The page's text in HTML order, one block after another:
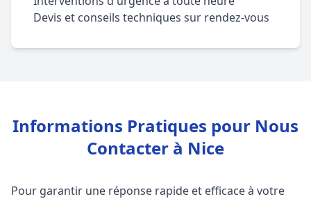
Devis et conseils techniques sur rendez-vous
Informations Pratiques pour Nous
Contacter à Nice
Pour garantir une réponse rapide et efficace à votre